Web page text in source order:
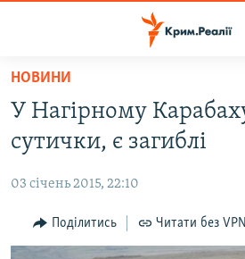
Перейти
основного
матеріалу
Перейти
до
навігації
Перейти
ВОДА.КРИМ
ВІДЕО ТА ФОТО
ПОЛІТИКА
БЛОГИ
НОВИНИ
У Нагірному
сутички, є загиблі
03 січень 2015, 22:10
Поділитись Читати без VPN